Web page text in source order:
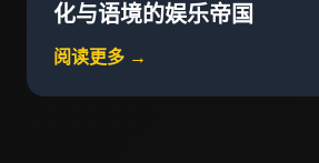
化与语境的娱乐帝国
阅读更多 →